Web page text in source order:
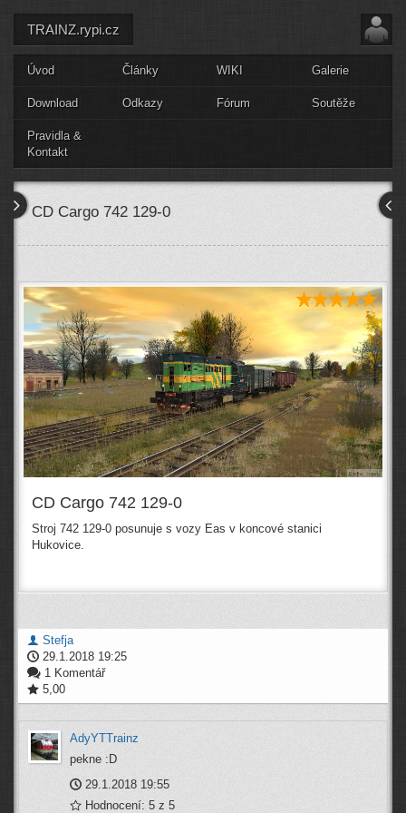
TRAINZ.rypi.cz
Úvod Články WIKI Galerie
Download Odkazy Fórum Soutěže
Pravidla &
Kontakt
CD Cargo 742 129-0
CD Cargo 742 129-0
Stroj 742 129-0 posunuje s vozy Eas v koncové stanici
Hukovice.
Stefja
29.1.2018 19:25
1 Komentář
5,00
AdyYTTrainz
pekne :D
29.1.2018 19:55
Hodnocení: 5 z 5